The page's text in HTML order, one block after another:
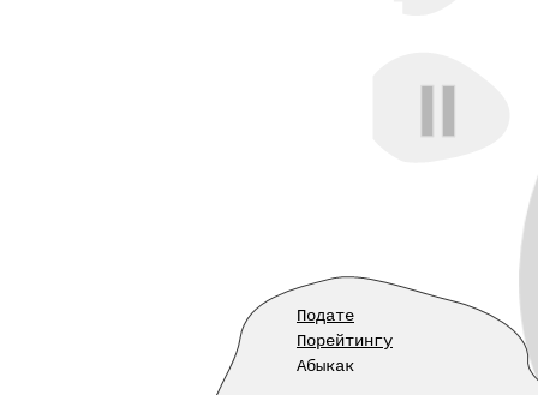
Подате
Порейтингу
Абыкак